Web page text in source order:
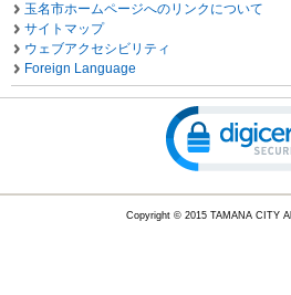
玉名市ホームページへのリンクについて
サイトマップ
ウェブアクセシビリティ
Foreign Language
Copyright © 2015 TAMANA CITY